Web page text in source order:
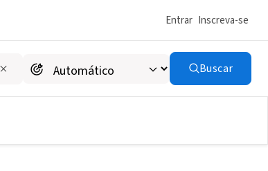
Entrar Inscreva-se
Buscar